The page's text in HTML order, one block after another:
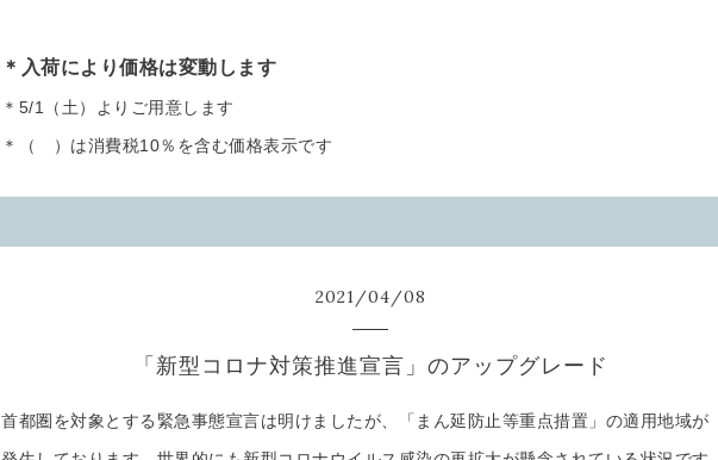
＊入荷により価格は変動します
＊5/1（土）よりご用意します
＊（ ）は消費税10％を含む価格表示です
2021/04/08
「新型コロナ対策推進宣言」のアップグレード
首都圏を対象とする緊急事態宣言は明けましたが、「まん延防止等重点措置」の適用地域が